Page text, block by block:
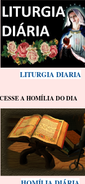
LITURGIA DIARIA
A HOMÍLIA DO DIA